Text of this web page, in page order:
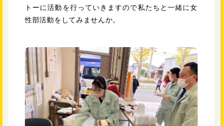
トーに活動を行っていきますので私たちと一緒に女
性部活動をしてみませんか。